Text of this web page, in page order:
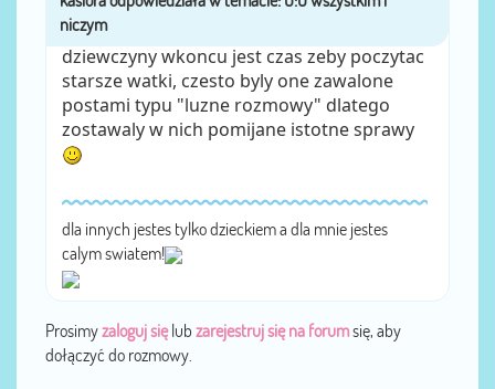
dziewczyny wkoncu jest czas zeby poczytac
starsze watki, czesto byly one zawalone
postami typu "luzne rozmowy" dlatego
zostawaly w nich pomijane istotne sprawy
dla innych jestes tylko dzieckiem a dla mnie jestes
calym swiatem!
Prosimyzaloguj sięlub zarejestruj się na forumsię, aby
dołączyć do rozmowy.